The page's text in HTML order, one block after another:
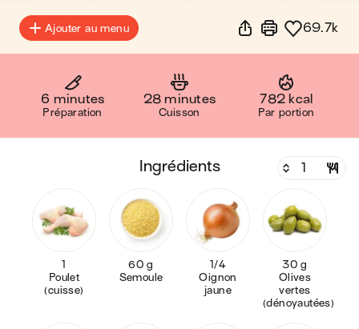
Ajouter au menu 69.7k
6 minutes
Préparation
28 minutes
Cuisson
782 kcal
Par portion
ingrédients
1
Poulet
(cuisse)
60 g
Semoule
1/4
Oignon
jaune
30 g
Olives
vertes
(dénoyautées)